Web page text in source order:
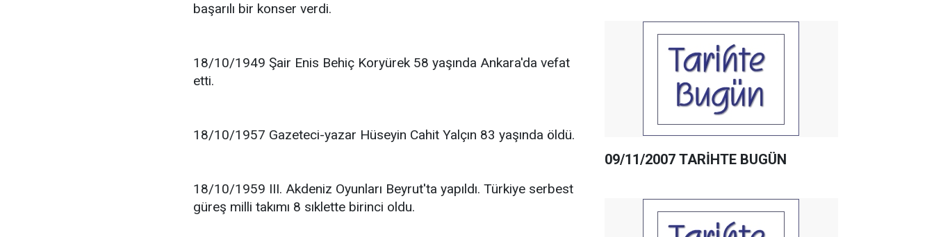
başarılı bir konser verdi.
18/10/1949 Şair Enis Behiç Koryürek 58 yaşında Ankara'da vefat
etti.
18/10/1957 Gazeteci-yazar Hüseyin Cahit Yalçın 83 yaşında öldü.
18/10/1959 III. Akdeniz Oyunları Beyrut'ta yapıldı. Türkiye serbest
güreş milli takımı 8 sıklette birinci oldu.
09/11/2007 TARİHTE BUGÜN